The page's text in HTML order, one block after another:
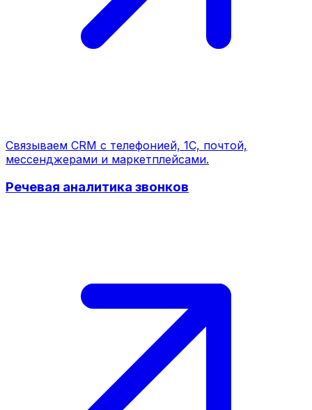
Связываем CRM с телефонией, 1С, почтой,
мессенджерами и маркетплейсами.
Речевая аналитика звонков